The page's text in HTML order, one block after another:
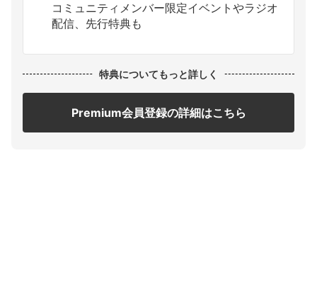
コミュニティメンバー限定イベントやラジオ
配信、先行特典も
特典についてもっと詳しく
Premium会員登録の詳細はこちら